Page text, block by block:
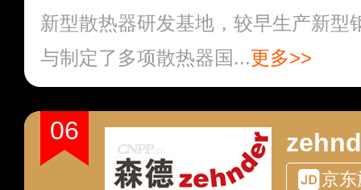
新型散热器研发基地，较早生产新型
与制定了多项散热器国...更多>>
06
京